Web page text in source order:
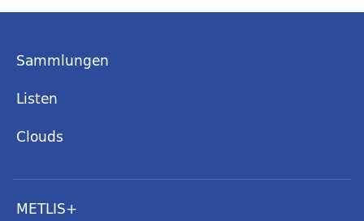
Sammlungen
Listen
Clouds
METLIS+